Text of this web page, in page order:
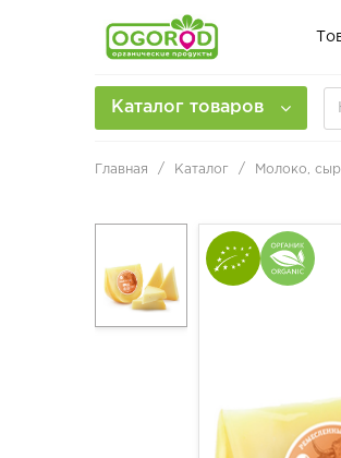
Каталог товаров
Главная Каталог Молоко,